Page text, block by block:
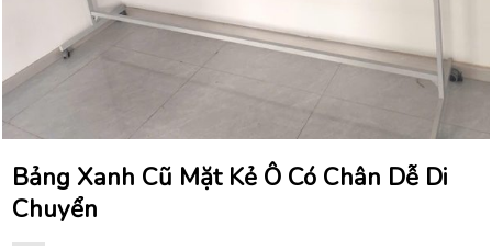
Bảng Xanh Cũ Mặt Kẻ Ô Có Chân Dễ Di
Chuyển